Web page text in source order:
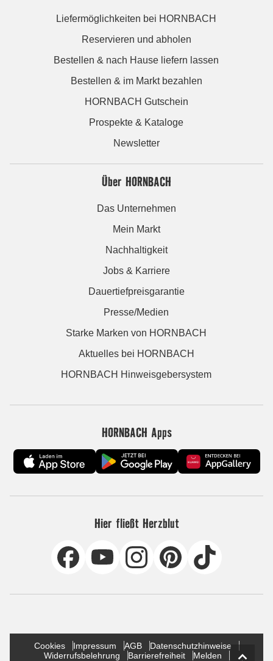
Liefermöglichkeiten bei HORNBACH
Reservieren und abholen
Bestellen & nach Hause liefern lassen
Bestellen & im Markt bezahlen
HORNBACH Gutschein
Prospekte & Kataloge
Newsletter
Über HORNBACH
Das Unternehmen
Mein Markt
Nachhaltigkeit
Jobs & Karriere
Dauertiefpreisgarantie
Presse/Medien
Starke Marken von HORNBACH
Aktuelles bei HORNBACH
HORNBACH Hinweisgebersystem
HORNBACH Apps
Hier fließt Herzblut
Cookies Impressum AGB
Datenschutzhinweise
Widerrufsbelehrung
Barrierefreiheit
Melden